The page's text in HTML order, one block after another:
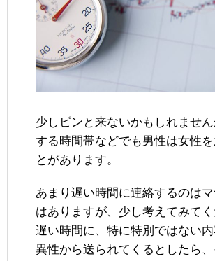
少しピンと来ないかもしれませ
する時間帯などでも男性は女性
とがあります。
あまり遅い時間に連絡するのは
はありますが、少し考えてみて
遅い時間に、特に特別ではない
異性から送られてくるとしたら